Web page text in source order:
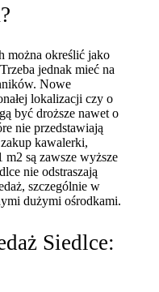
można określić jako
jednak mieć na
Nowe
lokalizacji czy o
być droższe nawet o
nie przedstawiają
kawalerki,
m2 są zawsze wyższe
nie odstraszają
szczególnie w
dużymi ośrodkami.
Siedlce: